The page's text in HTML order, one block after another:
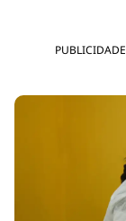
PUBLICIDADE